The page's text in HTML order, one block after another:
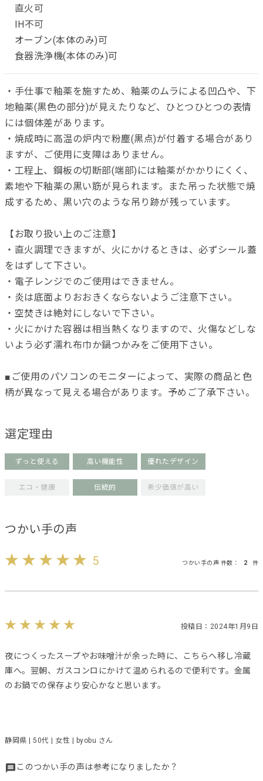
直火可
IH不可
オーブン(本体のみ)可
食器洗浄機(本体のみ)可
・手仕事で釉薬を施すため、釉薬のムラによる凹凸や、下
地釉薬(黒色の部分)が見えたりなど、ひとつひとつの表情
には個体差があります。
・焼成時に高温の炉内で粉塵(黒点)が付着する場合があり
ますが、ご使用に支障はありません。
・工程上、鋼板の切断部(端部)には釉薬がかかりにくく、
素地や下釉薬の黒い筋が見られます。また吊った状態で焼
成するため、黒い穴のような吊り跡が残っています。
【お取り扱い上のご注意】
・直火調理できますが、火にかけるときは、必ずシール蓋
をはずして下さい。
・電子レンジでのご使用はできません。
・炎は底面よりおおきくならないようご注意下さい。
・空焚きは絶対にしないで下さい。
・火にかけた容器は相当熱くなりますので、火傷などしな
いよう必ず濡れ布巾か鍋つかみをご使用下さい。
■ご使用のパソコンのモニターによって、実際の商品と色
柄が異なって見える場合があります。予めご了承下さい。
選定理由
ずっと使える 高い機能性 優れたデザイン
エコ・健康 伝統的 希少価値が高い
つかい手の声
5 つかい手の声 件数： 2 件
投稿日：2024年1月9日
夜につくったスープやお味噌汁が余った時に、こちらへ移し冷蔵
庫へ。翌朝、ガスコンロにかけて温められるので便利です。金属
のお鍋での保存より安心かなと思います。
静岡県 | 50代 | 女性 | byobu さん
このつかい手の声は参考になりましたか？